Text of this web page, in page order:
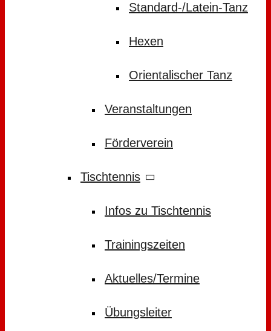
Standard-/Latein-Tanz
Hexen
Orientalischer Tanz
Veranstaltungen
Förderverein
Tischtennis
Infos zu Tischtennis
Trainingszeiten
Aktuelles/Termine
Übungsleiter